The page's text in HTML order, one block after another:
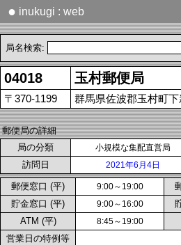
● inukugi : web
局名検索:
04018 玉村郵便局
〒370-1199 群馬県佐波郡玉村町下
郵便局の詳細
局の分類
小規模な集配直営局
訪問日 2021年6月4日
郵便窓口 (平) 9:00～19:00
貯金窓口 (平) 9:00～16:00
ATM (平) 8:45～19:00
営業日の特例等